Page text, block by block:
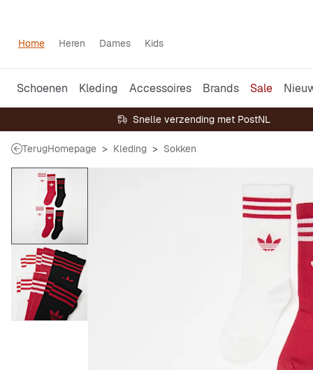
Home Heren Dames Kids
Schoenen Kleding Accessoires Brands Sale
Snelle verzending met PostNL
TerugHomepage Kleding Sokken